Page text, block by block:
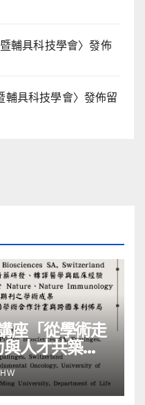
輔具科技學會〉發佈
輔具科技學會〉發佈留
座「從學術走
⼈才共築的